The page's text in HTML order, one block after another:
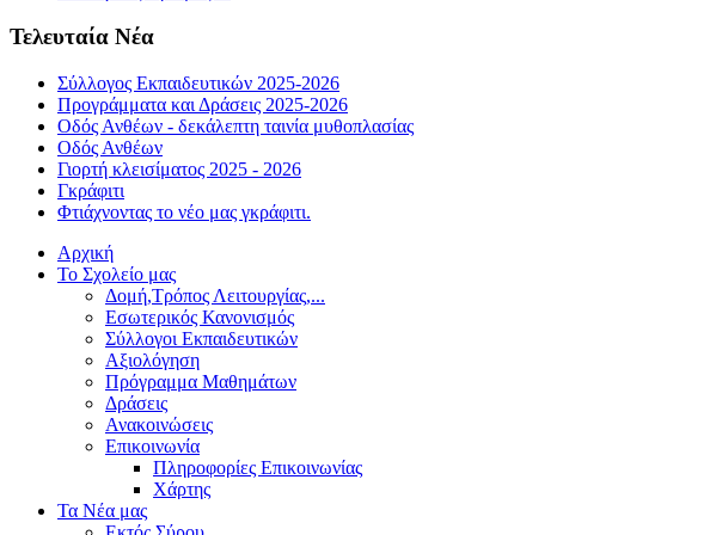
Τελευταία Νέα
Σύλλογος Εκπαιδευτικών 2025-2026
Προγράμματα και Δράσεις 2025-2026
Οδός Ανθέων - δεκάλεπτη ταινία μυθοπλασίας
Οδός Ανθέων
Γιορτή κλεισίματος 2025 - 2026
Γκράφιτι
Φτιάχνοντας το νέο μας γκράφιτι.
Αρχική
Το Σχολείο μας
Δομή,Τρόπος Λειτουργίας,...
Εσωτερικός Κανονισμός
Σύλλογοι Εκπαιδευτικών
Αξιολόγηση
Πρόγραμμα Μαθημάτων
Δράσεις
Ανακοινώσεις
Επικοινωνία
Πληροφορίες Επικοινωνίας
Χάρτης
Τα Νέα μας